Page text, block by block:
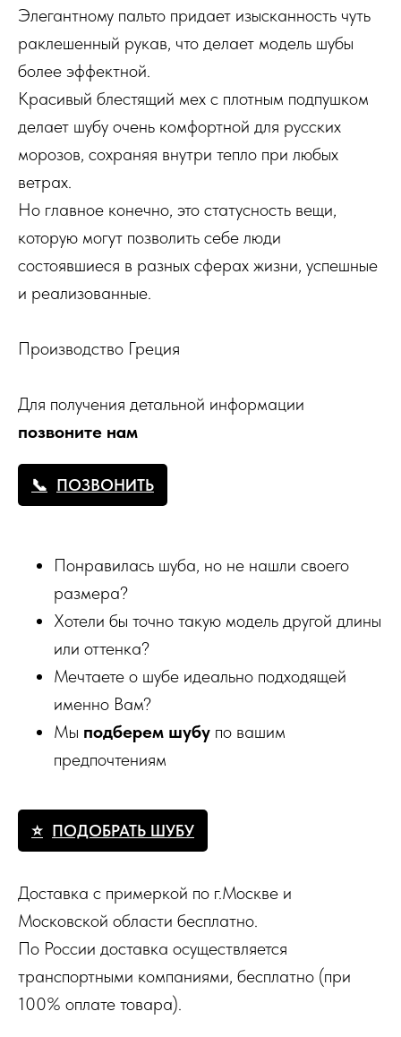
Элегантному пальто придает изысканность чуть
раклешенный рукав, что делает модель шубы
более эффектной.
Красивый блестящий мех с плотным подпушком
делает шубу очень комфортной для русских
морозов, сохраняя внутри тепло при любых
ветрах.
Но главное конечно, это статусность вещи,
которую могут позволить себе люди
состоявшиеся в разных сферах жизни, успешные
и реализованные.
Производство Греция
Для получения детальной информации
позвоните нам
ПОЗВОНИТЬ
Понравилась шуба, но не нашли своего
размера?
Хотели бы точно такую модель другой длины
или оттенка?
Мечтаете о шубе идеально подходящей
именно Вам?
Мы подберем шубу по вашим
предпочтениям
ПОДОБРАТЬ ШУБУ
Доставка с примеркой по г.Москве и
Московской области бесплатно.
По России доставка осуществляется
транспортными компаниями, бесплатно (при
100% оплате товара).